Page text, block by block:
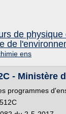
de physique
de
ens
- Ministère
programmes